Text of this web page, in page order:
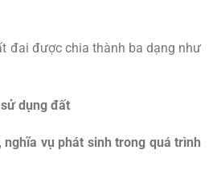
đai được chia thành ba dạng như
dụng đất
nghĩa vụ phát sinh trong quá trình